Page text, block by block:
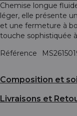
Chemise longue
léger, elle présente
et une fermeture à
touche sophistiquée
Référence
Composition et
Livraisons et